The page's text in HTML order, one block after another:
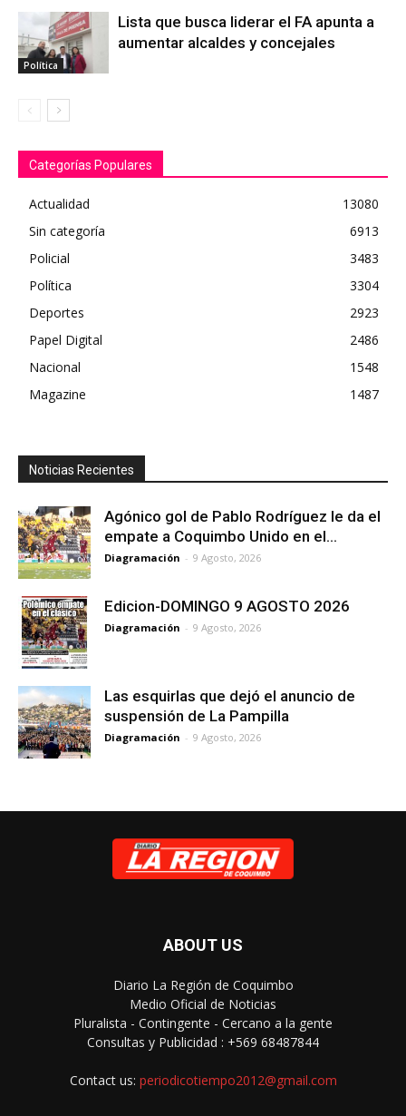
Política
Lista que busca liderar el FA apunta a
aumentar alcaldes y concejales
Categorías Populares
Actualidad
13080
Sin categoría
6913
Policial
3483
Política
3304
Deportes
2923
Papel Digital
2486
Nacional
1548
Magazine
1487
Noticias Recientes
Agónico gol de Pablo Rodríguez le da el
empate a Coquimbo Unido en el...
Diagramación - 9 Agosto, 2026
Edicion-DOMINGO 9 AGOSTO 2026
Diagramación - 9 Agosto, 2026
Las esquirlas que dejó el anuncio de
suspensión de La Pampilla
Diagramación - 9 Agosto, 2026
ABOUT US
Diario La Región de Coquimbo
Medio Oficial de Noticias
Pluralista - Contingente - Cercano a la gente
Consultas y Publicidad : +569 68487844
Contact us: periodicotiempo2012@gmail.com